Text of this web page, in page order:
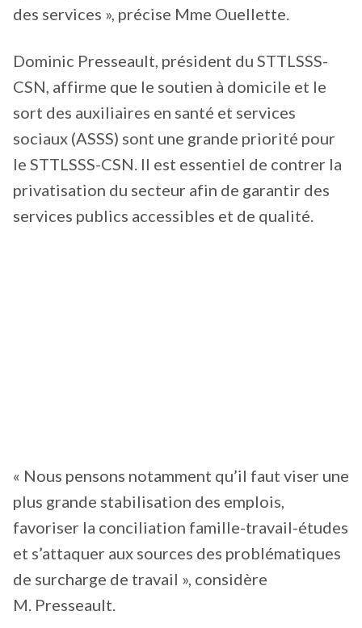
des services », précise Mme Ouellette.
Dominic Presseault, président du STTLSSS-
CSN, affirme que le soutien à domicile et le
sort des auxiliaires en santé et services
sociaux (ASSS) sont une grande priorité pour
le STTLSSS-CSN. Il est essentiel de contrer la
privatisation du secteur afin de garantir des
services publics accessibles et de qualité.
« Nous pensons notamment qu’il faut viser une
plus grande stabilisation des emplois,
favoriser la conciliation famille-travail-études
et s’attaquer aux sources des problématiques
de surcharge de travail », considère
M. Presseault.